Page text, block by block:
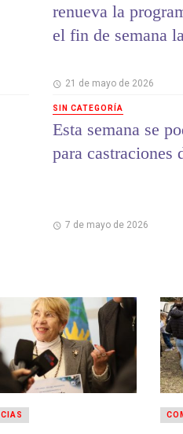
renueva la
el fin de semana
21 de mayo de 2026
SIN CATEGORÍA
Esta semana se
para castraciones
7 de mayo de 2026